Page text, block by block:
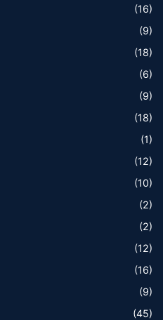
(16)
(9)
(18)
(6)
(9)
(18)
(1)
(12)
(10)
(2)
(2)
(12)
(16)
(9)
(45)